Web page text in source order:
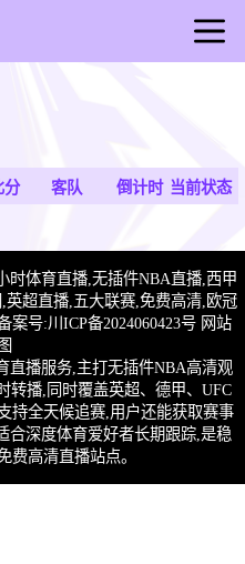
分 客队 倒计时 当前状态
时体育直播,无插件NBA直播,西甲
超直播,五大联赛,免费高清,欧冠
案号:川ICP备2024060423号 网站
直播服务,主打无插件NBA高清观
转播,同时覆盖英超、德甲、UFC
持全天候追赛,用户还能获取赛事
合深度体育爱好者长期跟踪,是稳
费高清直播站点。